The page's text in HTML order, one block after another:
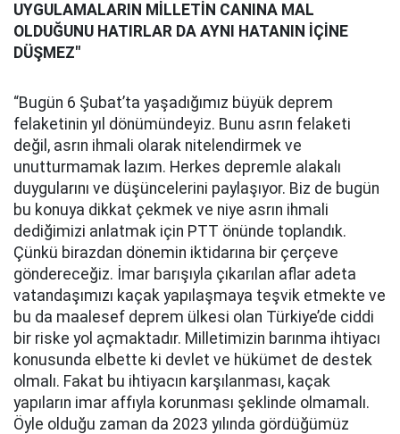
UYGULAMALARIN MİLLETİN CANINA MAL
OLDUĞUNU HATIRLAR DA AYNI HATANIN İÇİNE
DÜŞMEZ"
“Bugün 6 Şubat’ta yaşadığımız büyük deprem
felaketinin yıl dönümündeyiz. Bunu asrın felaketi
değil, asrın ihmali olarak nitelendirmek ve
unutturmamak lazım. Herkes depremle alakalı
duygularını ve düşüncelerini paylaşıyor. Biz de bugün
bu konuya dikkat çekmek ve niye asrın ihmali
dediğimizi anlatmak için PTT önünde toplandık.
Çünkü birazdan dönemin iktidarına bir çerçeve
göndereceğiz. İmar barışıyla çıkarılan aflar adeta
vatandaşımızı kaçak yapılaşmaya teşvik etmekte ve
bu da maalesef deprem ülkesi olan Türkiye’de ciddi
bir riske yol açmaktadır. Milletimizin barınma ihtiyacı
konusunda elbette ki devlet ve hükümet de destek
olmalı. Fakat bu ihtiyacın karşılanması, kaçak
yapıların imar affıyla korunması şeklinde olmamalı.
Öyle olduğu zaman da 2023 yılında gördüğümüz